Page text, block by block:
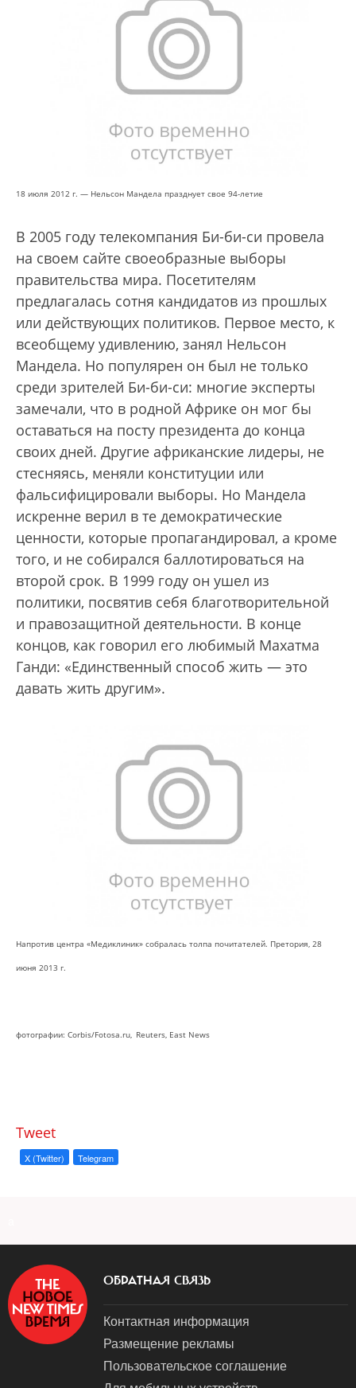
18 июля 2012 г. — Нельсон Мандела празднует свое 94-летие
В 2005 году телекомпания Би-би-си провела
на своем сайте своеобразные выборы
правительства мира. Посетителям
предлагалась сотня кандидатов из прошлых
или действующих политиков. Первое место, к
всеобщему удивлению, занял Нельсон
Мандела. Но популярен он был не только
среди зрителей Би-би-си: многие эксперты
замечали, что в родной Африке он мог бы
оставаться на посту президента до конца
своих дней. Другие африканские лидеры, не
стесняясь, меняли конституции или
фальсифицировали выборы. Но Мандела
искренне верил в те демократические
ценности, которые пропагандировал, а кроме
того, и не собирался баллотироваться на
второй срок. В 1999 году он ушел из
политики, посвятив себя благотворительной
и правозащитной деятельности. В конце
концов, как говорил его любимый Махатма
Ганди: «Единственный способ жить — это
давать жить другим».
Напротив центра «Медиклиник» собралась толпа почитателей. Претория, 28
июня 2013 г.
фотографии: Corbis/Fotosa.ru, Reuters, East News
Tweet
X (Twitter) Telegram
ОБРАТНАЯ СВЯЗЬ
Контактная информация
Размещение рекламы
Пользовательское соглашение